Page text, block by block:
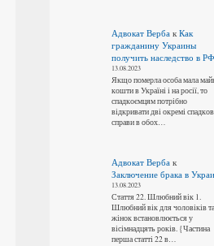
Адвокат Вербак Как
гражданину Украины
получить наследство в РФ
13.08.2023
Якщо померла особа мала
кошти в Україні і на росії, то
спадкоємцям потрібно
відкривати дві окремі
справи в обох…
Адвокат Вербак
Заключение брака в
13.08.2023
Стаття 22. Шлюбний вік 1.
Шлюбний вік для чоловіків та
жінок встановлюється у
вісімнадцять років. {Частина
перша статті 22 в…